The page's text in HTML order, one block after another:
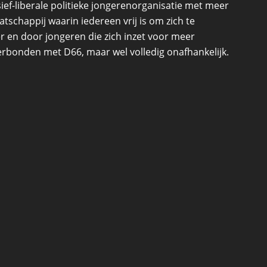
liberale politieke jongerenorganisatie met meer
waarin iedereen vrij is om zich te
en door jongeren die zich inzet voor meer
met D66, maar wel volledig onafhankelijk.